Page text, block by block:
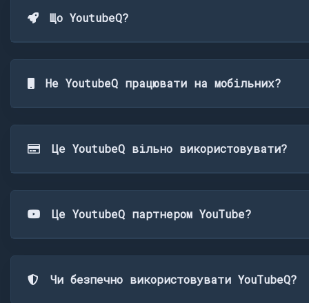
Що YoutubeQ?
Не YoutubeQ працювати на мобільних?
Це YoutubeQ вільно використовувати?
Це YoutubeQ партнером YouTube?
Чи безпечно використовувати YouTubeQ?